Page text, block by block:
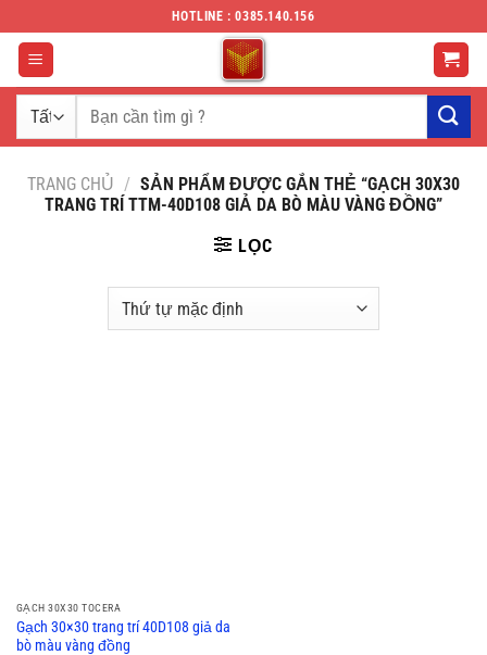
đến
dung
HOTLINE : 0385.140.156
Tìm
kiếm:
TRANG CHỦ / SẢN PHẨM ĐƯỢC GẮN THẺ “GẠCH 30X30
TRANG TRÍ TTM-40D108 GIẢ DA BÒ MÀU VÀNG ĐỒNG”
LỌC
GẠCH 30X30 TOCERA
Gạch 30×30 trang trí 40D108 giả da
bò màu vàng đồng